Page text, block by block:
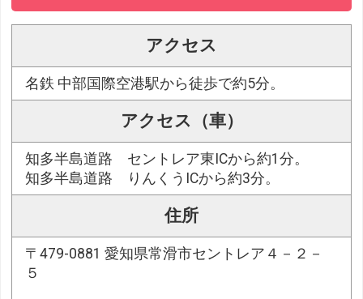
アクセス
名鉄 中部国際空港駅から徒歩で約5分。
アクセス（車）
知多半島道路 セントレア東ICから約1分。
知多半島道路 りんくうICから約3分。
住所
〒479-0881 愛知県常滑市セントレア４－２－
５